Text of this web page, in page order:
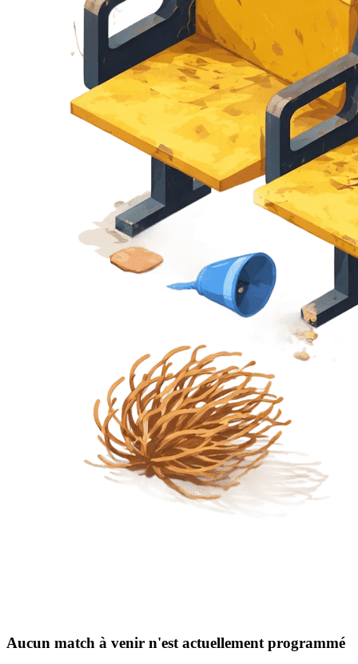
Aucun match à venir n'est actuellement programmé